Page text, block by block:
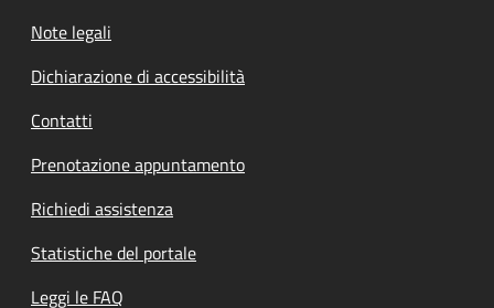
Note legali
Dichiarazione di accessibilità
Contatti
Prenotazione appuntamento
Richiedi assistenza
Statistiche del portale
Leggi le FAQ